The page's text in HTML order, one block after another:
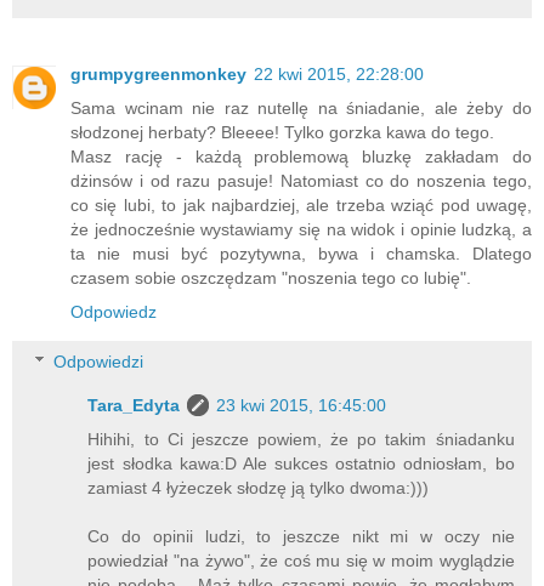
grumpygreenmonkey 22 kwi 2015, 22:28:00
Sama wcinam nie raz nutellę na śniadanie, ale żeby do
słodzonej herbaty? Bleeee! Tylko gorzka kawa do tego.
Masz rację - każdą problemową bluzkę zakładam do
dżinsów i od razu pasuje! Natomiast co do noszenia tego,
co się lubi, to jak najbardziej, ale trzeba wziąć pod uwagę,
że jednocześnie wystawiamy się na widok i opinie ludzką, a
ta nie musi być pozytywna, bywa i chamska. Dlatego
czasem sobie oszczędzam "noszenia tego co lubię".
Odpowiedz
Odpowiedzi
Tara_Edyta
23 kwi 2015, 16:45:00
Hihihi, to Ci jeszcze powiem, że po takim śniadanku
jest słodka kawa:D Ale sukces ostatnio odniosłam, bo
zamiast 4 łyżeczek słodzę ją tylko dwoma:)))
Co do opinii ludzi, to jeszcze nikt mi w oczy nie
powiedział "na żywo", że coś mu się w moim wyglądzie